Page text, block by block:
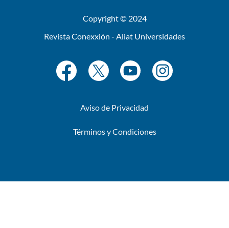
Copyright © 2024
Revista Conexxión - Aliat Universidades
Aviso de Privacidad
Términos y Condiciones